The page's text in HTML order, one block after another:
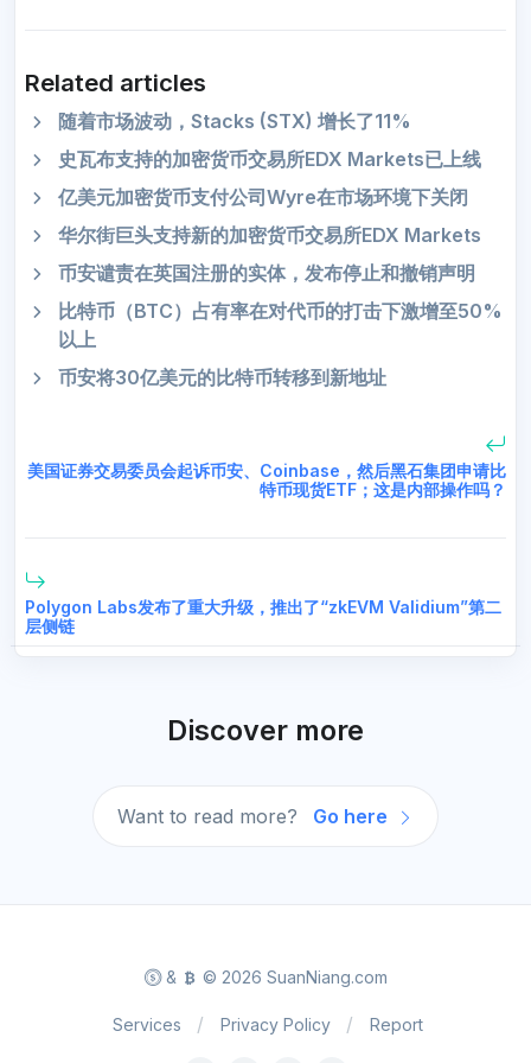
Related articles
随着市场波动，Stacks (STX) 增长了11%
史瓦布支持的加密货币交易所EDX Markets已上线
亿美元加密货币支付公司Wyre在市场环境下关闭
华尔街巨头支持新的加密货币交易所EDX Markets
币安谴责在英国注册的实体，发布停止和撤销声明
比特币（BTC）占有率在对代币的打击下激增至50%
以上
币安将30亿美元的比特币转移到新地址
美国证券交易委员会起诉币安、Coinbase，然后黑石集团申请比
特币现货ETF；这是内部操作吗？
Polygon Labs发布了重大升级，推出了“zkEVM Validium”第二
层侧链
Discover more
Want to read more? Go here
& © 2026 SuanNiang.com
Services Privacy Policy Report